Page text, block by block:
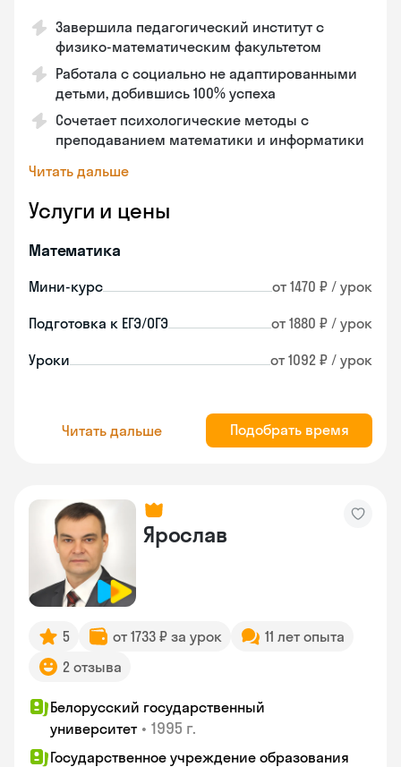
Завершила педагогический институт с
физико-математическим факультетом
Работала с социально не адаптированными
детьми, добившись 100% успеха
Сочетает психологические методы с
преподаванием математики и информатики
Читать дальше
Услуги и цены
Математика
Мини-курс от 1470 ₽ / урок
Подготовка к ЕГЭ/ОГЭ от 1880 ₽ / урок
Уроки от 1092 ₽ / урок
Читать дальше Подобрать время
Ярослав
5 от 1733 ₽ за урок
11 лет опыта
2 отзыва
Белорусский государственный
университет • 1995 г.
Государственное учреждение образования